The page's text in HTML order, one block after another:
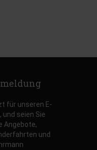
für unseren E-
und seien Sie
Angebote,
und